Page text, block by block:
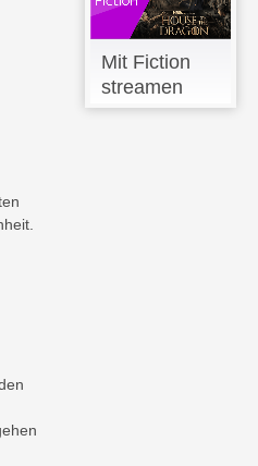
Mit Fiction
streamen